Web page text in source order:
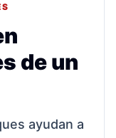
de un
ayudan a